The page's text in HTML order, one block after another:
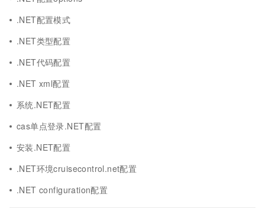
.NET配置模式
.NET类型配置
.NET代码配置
.NET xml配置
系统.NET配置
cas单点登录.NET配置
安装.NET配置
.NET环境cruisecontrol.net配置
.NET configuration配置